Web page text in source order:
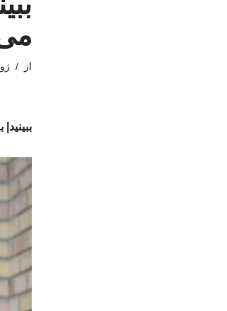
از ژوئن